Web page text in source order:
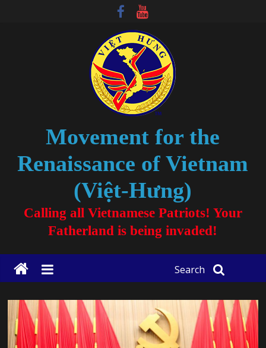
Movement for the
Renaissance of Vietnam
(Việt-Hưng)
Calling all Vietnamese Patriots! Your
Fatherland is being invaded!
Search